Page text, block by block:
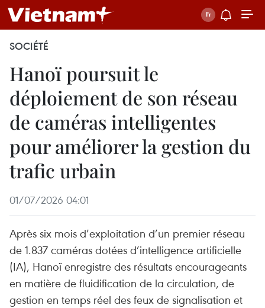
SOCIÉTÉ
Hanoï poursuit le
déploiement de son réseau
de caméras intelligentes
pour améliorer la gestion du
trafic urbain
01/07/2026 04:01
Après six mois d’exploitation d’un premier réseau
de 1.837 caméras dotées d’intelligence artificielle
(IA), Hanoï enregistre des résultats encourageants
en matière de fluidification de la circulation, de
gestion en temps réel des feux de signalisation et